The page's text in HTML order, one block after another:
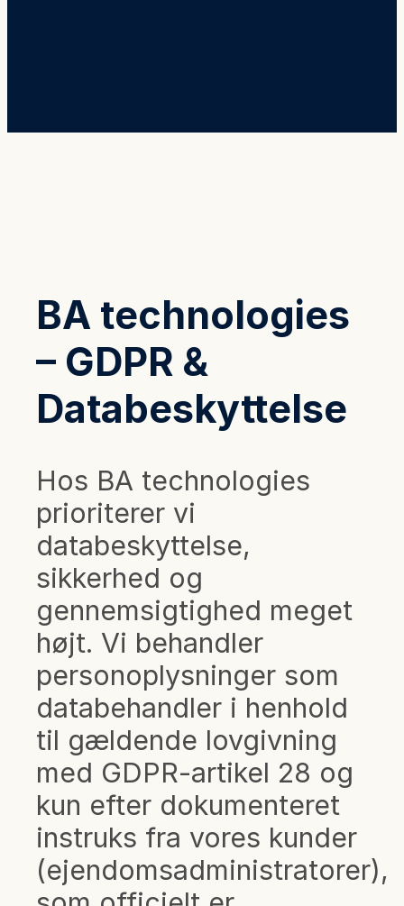
BA technologies
– GDPR &
Databeskyttelse
Hos BA technologies
prioriterer vi
databeskyttelse,
sikkerhed og
gennemsigtighed meget
højt. Vi behandler
personoplysninger som
databehandler i henhold
til gældende lovgivning
med GDPR-artikel 28 og
kun efter dokumenteret
instruks fra vores kunder
(ejendomsadministratorer),